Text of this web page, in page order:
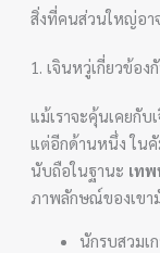
สิ่งที่คนส่วนใหญ่อา
1. เจินหวู่เกี่ยวข้อง
แม้เราจะคุ้นเคยกับ
แต่อีกด้านหนึ่ง ในคั
นับถือในฐานะ เท
ภาพลักษณ์ของเขา
นักรบสวมเ